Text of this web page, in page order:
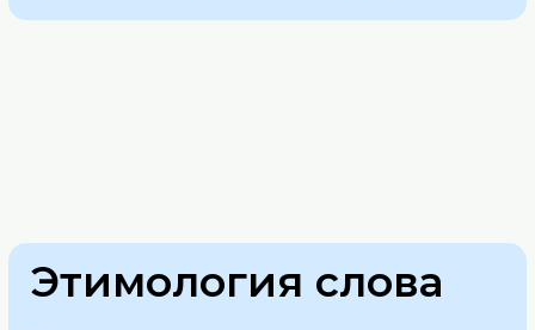
Этимология слова